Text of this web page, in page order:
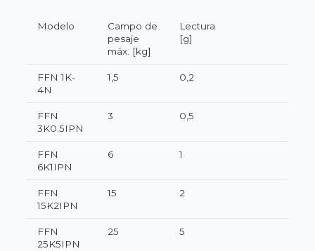
Modelo
Campo de
pesaje
máx. [kg]
Lectura
[g]
FFN 1K-
4N
1,5 0,2
FFN
3K0.5IPN
3 0,5
FFN
6K1IPN
6 1
FFN
15K2IPN
15 2
FFN
25K5IPN
25 5